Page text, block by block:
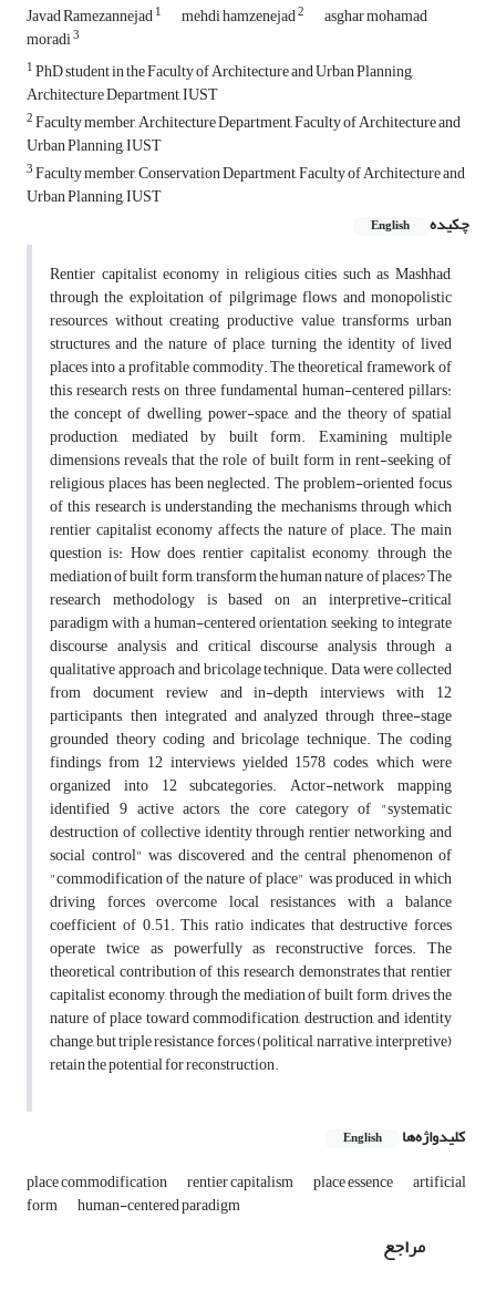
Javad Ramezannejad1 mehdi hamzenejad2 asghar mohamad
moradi3
1PhD student in the Faculty of Architecture and Urban Planning,
Architecture Department, IUST
2Faculty member, Architecture Department, Faculty of Architecture and
Urban Planning, IUST
3Faculty member, Conservation Department, Faculty of Architecture and
Urban Planning, IUST
چکیده
English
Rentier capitalist economy in religious cities such as Mashhad,
through the exploitation of pilgrimage flows and monopolistic
resources without creating productive value, transforms urban
structures and the nature of place, turning the identity of lived
places into a profitable commodity. The theoretical framework of
this research rests on three fundamental human-centered pillars:
the concept of dwelling, power-space, and the theory of spatial
production, mediated by built form. Examining multiple
dimensions reveals that the role of built form in rent-seeking of
religious places has been neglected. The problem-oriented focus
of this research is understanding the mechanisms through which
rentier capitalist economy affects the nature of place. The main
question is: How does rentier capitalist economy, through the
mediation of built form, transform the human nature of places? The
research methodology is based on an interpretive-critical
paradigm with a human-centered orientation, seeking to integrate
discourse analysis and critical discourse analysis through a
qualitative approach and bricolage technique. Data were collected
from document review and in-depth interviews with 12
participants, then integrated and analyzed through three-stage
grounded theory coding and bricolage technique. The coding
findings from 12 interviews yielded 1578 codes, which were
organized into 12 subcategories. Actor-network mapping
identified 9 active actors, the core category of "systematic
destruction of collective identity through rentier networking and
social control" was discovered, and the central phenomenon of
"commodification of the nature of place" was produced, in which
driving forces overcome local resistances with a balance
coefficient of 0.51. This ratio indicates that destructive forces
operate twice as powerfully as reconstructive forces. The
theoretical contribution of this research demonstrates that rentier
capitalist economy, through the mediation of built form, drives the
nature of place toward commodification, destruction, and identity
change, but triple resistance forces (political, narrative, interpretive)
retain the potential for reconstruction.
کلیدواژه‌ها English
place commodification rentier capitalism place essence artificial
form human-centered paradigm
مراجع